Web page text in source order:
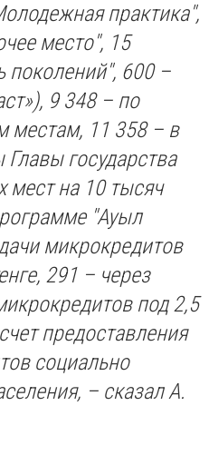
практика",
место", 15
поколений", 600 –
9 348 – по
местам, 11 358 – в
государства
мест на 10 тысяч
"Ауыл
микрокредитов
291 – через
под 2,5
предоставления
социально
– сказал А.